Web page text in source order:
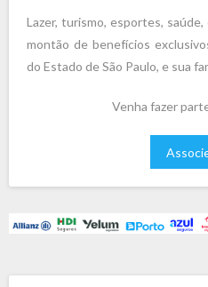
Lazer, turismo, esportes,
montão de benefícios
do Estado de São Paulo, e sua
Venha fazer